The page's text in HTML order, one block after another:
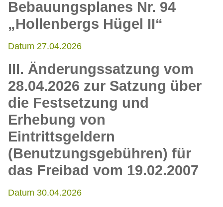
Bebauungsplanes Nr. 94
„Hollenbergs Hügel II“
Datum 27.04.2026
III. Änderungssatzung vom
28.04.2026 zur Satzung über
die Festsetzung und
Erhebung von
Eintrittsgeldern
(Benutzungsgebühren) für
das Freibad vom 19.02.2007
Datum 30.04.2026